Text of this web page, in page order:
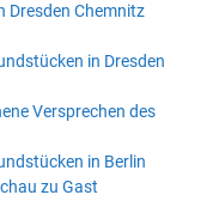
Dresden Chemnitz
in Dresden
Versprechen des
in Berlin
zu Gast